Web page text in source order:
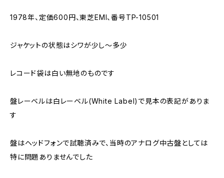
1978年、定価600円、東芝EMI、番号TP-10501
ジャケットの状態はシワが少し～多少
レコード袋は白い無地のものです
盤レーベルは白レーベル(White Label)で見本の表記がありま
す
盤はヘッドフォンで試聴済みで、当時のアナログ中古盤としては
特に問題ありませんでした